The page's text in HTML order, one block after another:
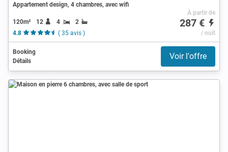
Appartement design, 4 chambres, avec wifi
120m² 12 4
2
4.8
( 35 avis )
À partir de
287 €
/ nuit
Booking
Détails
Voir l'offre